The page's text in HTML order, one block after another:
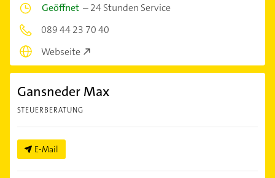
Geöffnet –24 Stunden Service
089 44 23 70 40
Webseite
Gansneder Max
STEUERBERATUNG
E-Mail